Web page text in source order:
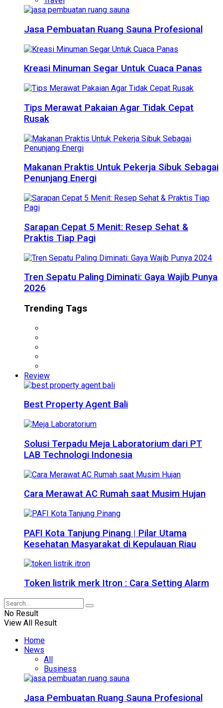
Jasa Pembuatan Ruang Sauna Profesional
Kreasi Minuman Segar Untuk Cuaca Panas
Tips Merawat Pakaian Agar Tidak Cepat
Rusak
Makanan Praktis Untuk Pekerja Sibuk Sebagai
Penunjang Energi
Sarapan Cepat 5 Menit: Resep Sehat &
Praktis Tiap Pagi
Tren Sepatu Paling Diminati: Gaya Wajib Punya
2026
Trending Tags
Review
Best Property Agent Bali
Solusi Terpadu Meja Laboratorium dari PT
LAB Technologi Indonesia
Cara Merawat AC Rumah saat Musim Hujan
PAFI Kota Tanjung Pinang | Pilar Utama
Kesehatan Masyarakat di Kepulauan Riau
Token listrik merk Itron : Cara Setting Alarm
No Result
View All Result
Home
News
All
Business
Jasa Pembuatan Ruang Sauna Profesional